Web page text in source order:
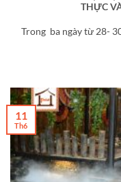
THỰC
Trong ba ngày từ 28-
11
Th6